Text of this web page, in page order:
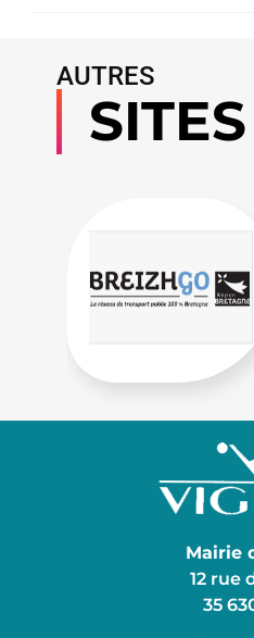
AUTRES
SITES
Mairie
12 rue
35